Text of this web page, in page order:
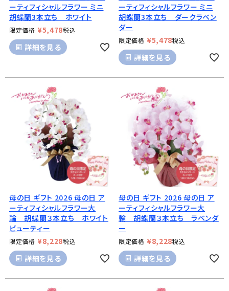
ーティフィシャルフラワー ミニ
胡蝶蘭3本立ち ホワイト
限定価格 ¥5,478税込
詳細を見る
ーティフィシャルフラワー ミニ
胡蝶蘭3本立ち ダークラベン
ダー
限定価格 ¥5,478税込
詳細を見る
母の日 ギフト 2026 母の日 ア
ーティフィシャルフラワー大
輪 胡蝶蘭３本立ち ホワイト
ビューティー
限定価格 ¥8,228税込
詳細を見る
母の日 ギフト 2026 母の日 ア
ーティフィシャルフラワー大
輪 胡蝶蘭３本立ち ラベンダ
ー
限定価格 ¥8,228税込
詳細を見る